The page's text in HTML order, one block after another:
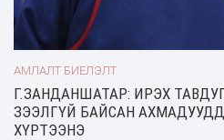
АМЛАЛТ БИЕЛЭЛТ
Г.ЗАНДАНШАТАР: ИРЭХ
ЗЭЭЛГҮЙ БАЙСАН
ХҮРТЭЭНЭ